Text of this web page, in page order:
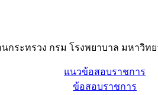
กระทรวง กรม โรงพยาบาล มหาวิ
แนวข้อสอบราชการ
ข้อสอบราชการ